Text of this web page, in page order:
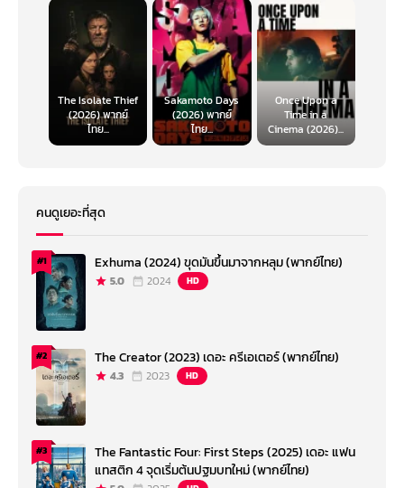
The Isolate Thief
(2026) พากย์
ไทย...
Sakamoto Days
(2026) พากย์
ไทย...
Once Upon a
Time in a
Cinema (2026)...
คนดูเยอะที่สุด
#1 Exhuma (2024) ขุดมันขึ้นมาจากหลุม (พากย์ไทย)
5.0 2024 HD
#2 The Creator (2023) เดอะ ครีเอเตอร์ (พากย์ไทย)
4.3 2023 HD
#3
The Fantastic Four: First Steps (2025) เดอะ แฟน
แทสติก 4 จุดเริ่มต้นปฐมบทใหม่ (พากย์ไทย)